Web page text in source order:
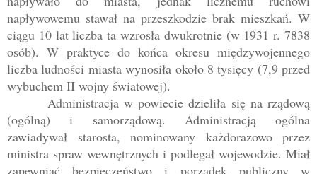
napływowemu stawał na przeszkodzie brak mieszkań. W
ciągu 10 lat liczba ta wzrosła dwukrotnie (w 1931 r. 7838
osób). W praktyce do końca okresu międzywojennego
liczba ludności miasta wynosiła około 8 tysięcy (7,9 przed
wybuchem II wojny światowej).
Administracja w powiecie dzieliła się na rządową
(ogólną) i samorządową. Administracją ogólna
zawiadywał starosta, nominowany każdorazowo przez
ministra spraw wewnętrznych i podlegał wojewodzie. Miał
zapewniać bezpieczeństwo i porządek publiczny w